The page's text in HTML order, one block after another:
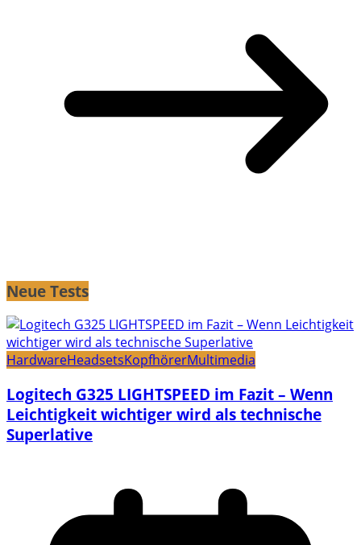
Neue Tests
HardwareHeadsetsKopfhörerMultimedia
Logitech G325 LIGHTSPEED im Fazit – Wenn
Leichtigkeit wichtiger wird als technische
Superlative